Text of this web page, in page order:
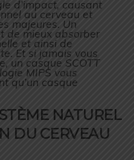
d’impact, causant
au cerveau et
majeures. Un
de mieux absorber
et ainsi de
Et si jamais vous
un casque SCOTT
MIPS vous
qu’un casque
NATUREL
DU CERVEAU